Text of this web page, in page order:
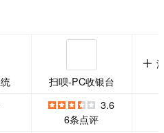
扫呗-PC收银台
3.6
6条点评